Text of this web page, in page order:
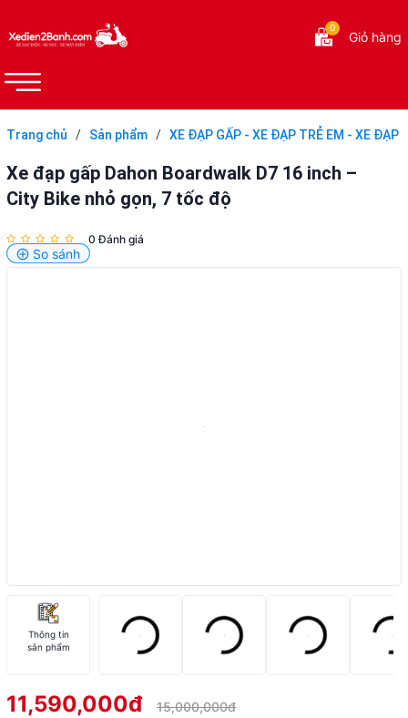
0
Giỏ hàng
Trang chủ / Sản phẩm / XE ĐẠP GẤP - XE ĐẠP TRẺ EM - XE ĐẠP
inch – City Bike nhỏ gọn, 7 tốc độ
Xe đạp gấp Dahon Boardwalk D7 16 inch –
City Bike nhỏ gọn, 7 tốc độ
0 Đánh giá
So sánh
Thông tin
sản phẩm
11,590,000đ
15,000,000đ